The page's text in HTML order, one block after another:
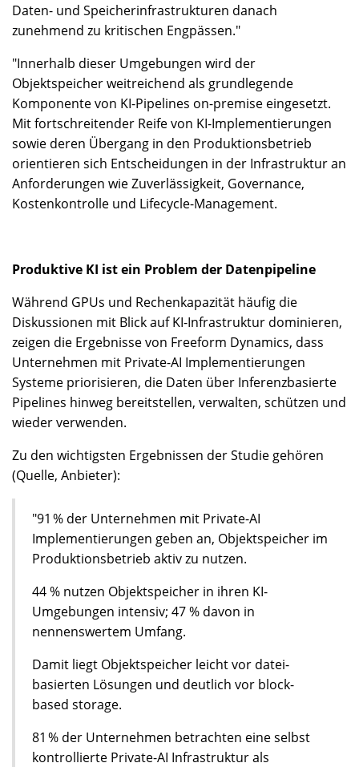
Daten- und Speicherinfrastrukturen danach
zunehmend zu kritischen Engpässen."
"Innerhalb dieser Umgebungen wird der
Objektspeicher weitreichend als grundlegende
Komponente von KI-Pipelines on-premise eingesetzt.
Mit fortschreitender Reife von KI-Implementierungen
sowie deren Übergang in den Produktionsbetrieb
orientieren sich Entscheidungen in der Infrastruktur an
Anforderungen wie Zuverlässigkeit, Governance,
Kostenkontrolle und Lifecycle-Management.
Produktive KI ist ein Problem der Datenpipeline
Während GPUs und Rechenkapazität häufig die
Diskussionen mit Blick auf KI-Infrastruktur dominieren,
zeigen die Ergebnisse von Freeform Dynamics, dass
Unternehmen mit Private-AI Implementierungen
Systeme priorisieren, die Daten über Inferenzbasierte
Pipelines hinweg bereitstellen, verwalten, schützen und
wieder verwenden.
Zu den wichtigsten Ergebnissen der Studie gehören
(Quelle, Anbieter):
"91 % der Unternehmen mit Private-AI
Implementierungen geben an, Objektspeicher im
Produktionsbetrieb aktiv zu nutzen.
44 % nutzen Objektspeicher in ihren KI-
Umgebungen intensiv; 47 % davon in
nennenswertem Umfang.
Damit liegt Objektspeicher leicht vor datei-
basierten Lösungen und deutlich vor block-
based storage.
81 % der Unternehmen betrachten eine selbst
kontrollierte Private-AI Infrastruktur als